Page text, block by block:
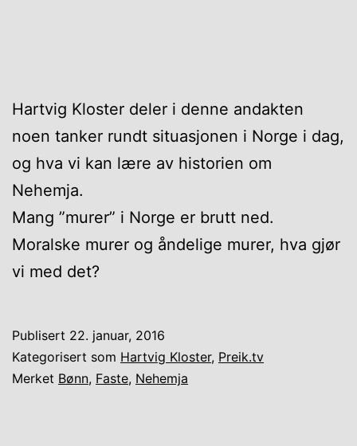
Hartvig Kloster deler i denne andakten
noen tanker rundt situasjonen i Norge i dag,
og hva vi kan lære av historien om
Nehemja.
Mang ”murer” i Norge er brutt ned.
Moralske murer og åndelige murer, hva gjør
vi med det?
Publisert 22. januar, 2016
Kategorisert som Hartvig Kloster, Preik.tv
Merket Bønn, Faste, Nehemja